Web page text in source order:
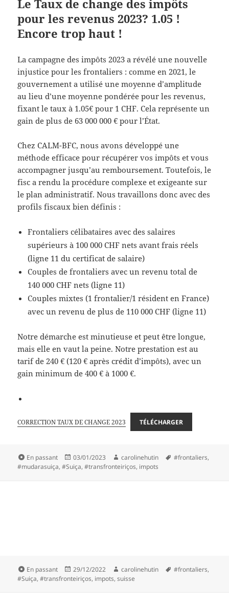
Le Taux de change des impôts
pour les revenus 2023? 1.05 !
Encore trop haut !
La campagne des impôts 2023 a révélé une nouvelle
injustice pour les frontaliers : comme en 2021, le
gouvernement a utilisé une moyenne d’amplitude
au lieu d’une moyenne pondérée pour les revenus,
fixant le taux à 1.05€ pour 1 CHF. Cela représente un
gain de plus de 63 000 000 € pour l’État.
Chez CALM-BFC, nous avons développé une
méthode efficace pour récupérer vos impôts et vous
accompagner jusqu’au remboursement. Toutefois, le
fisc a rendu la procédure complexe et exigeante sur
le plan administratif. Nous travaillons donc avec des
profils fiscaux bien définis :
Frontaliers célibataires avec des salaires
supérieurs à 100 000 CHF nets avant frais réels
(ligne 11 du certificat de salaire)
Couples de frontaliers avec un revenu total de
140 000 CHF nets (ligne 11)
Couples mixtes (1 frontalier/1 résident en France)
avec un revenu de plus de 110 000 CHF (ligne 11)
Notre démarche est minutieuse et peut être longue,
mais elle en vaut la peine. Notre prestation est au
tarif de 240 € (120 € après crédit d’impôts), avec un
gain minimum de 400 € à 1000 €.
CORRECTION TAUX DE CHANGE 2023 TÉLÉCHARGER
Format
En passant
Publié
le
03/01/2023 Auteur
carolinehutin
Mots-
#frontaliers,
#mudarasuiça,#Suiça,#transfronteiriços, impots
Format
En passant
Publié
le
29/12/2022 Auteur
carolinehutin
Mots-
#frontaliers,
#Suiça,#transfronteiriços, impots,suisse